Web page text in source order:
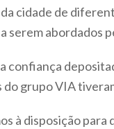
da cidade de
serem abordados
confiança
grupo VIA
à disposição